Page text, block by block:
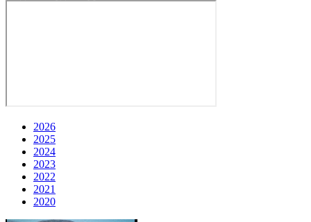
2026
2025
2024
2023
2022
2021
2020